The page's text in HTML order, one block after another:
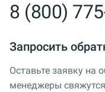
8 (800)
Запросить
Оставьте заявку на
менеджеры